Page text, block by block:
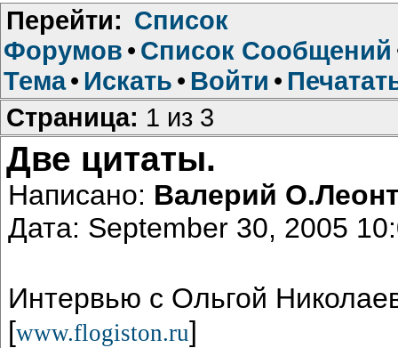
Перейти: Список
Форумов • Список Сообщений
Тема• Искать • Войти •
Страница: 1 из 3
Две цитаты.
Написано: Валерий
Дата: September 30, 2005
Интервью с Ольгой
[www.flogiston.ru]